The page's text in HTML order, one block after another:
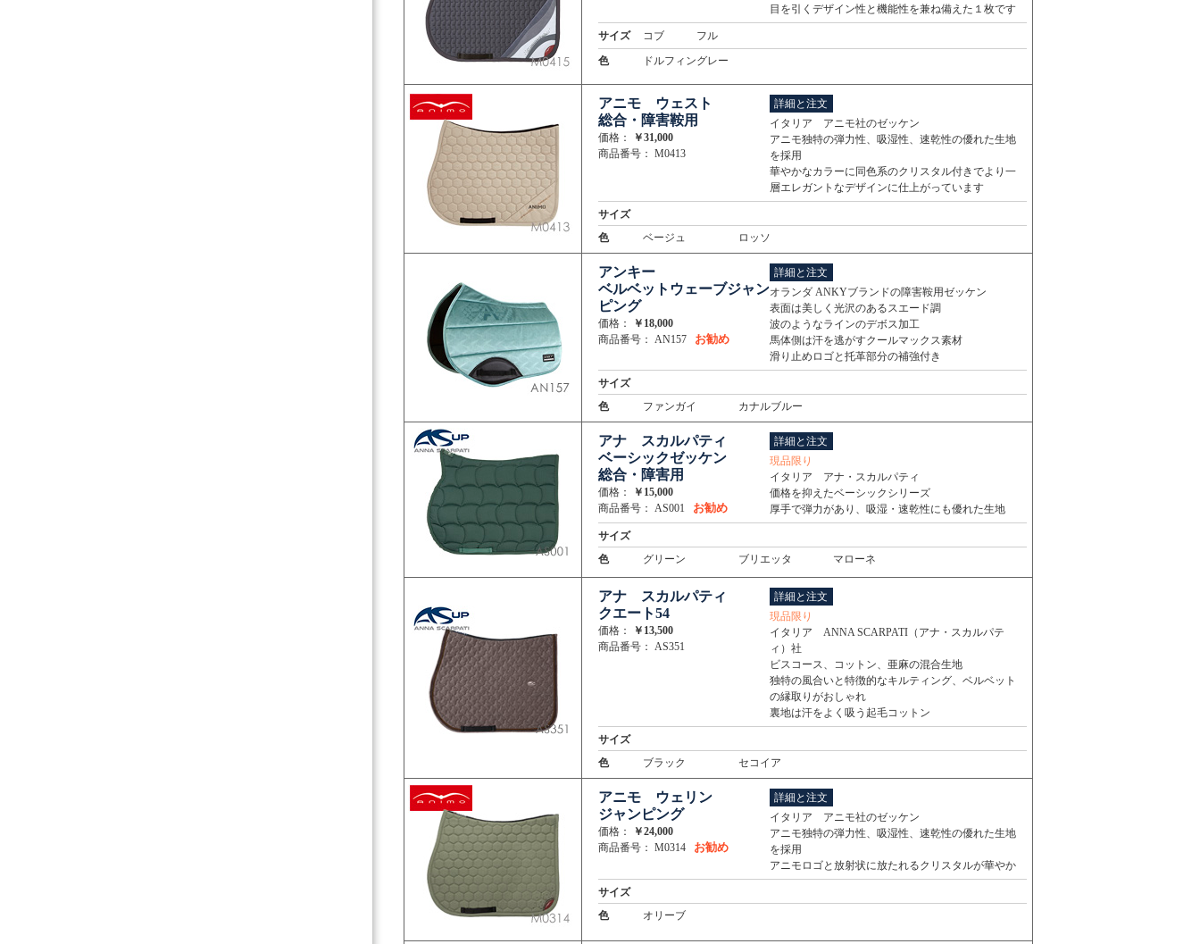
目を引くデザイン性と機能性を兼ね備えた１枚です
サイズ コブ
フル
色
ドルフィングレー
アニモ ウェスト
総合・障害鞍用
価格：
￥31,000
商品番号： M0413
詳細と注文
イタリア アニモ社のゼッケン
アニモ独特の弾力性、吸湿性、速乾性の優れた生地
を採用
華やかなカラーに同色系のクリスタル付きでより一
層エレガントなデザインに仕上がっています
サイズ
色
ベージュ ロッソ
アンキー
ベルベットウェーブジャン
ピング
価格：
￥18,000
商品番号： AN157 お勧め
詳細と注文
オランダ ANKYブランドの障害鞍用ゼッケン
表面は美しく光沢のあるスエード調
波のようなラインのデボス加工
馬体側は汗を逃がすクールマックス素材
滑り止めロゴと托革部分の補強付き
サイズ
色
ファンガイ カナルブルー
アナ スカルパティ
ベーシックゼッケン
総合・障害用
価格：
￥15,000
商品番号： AS001 お勧め
詳細と注文
現品限り
イタリア アナ・スカルパティ
価格を抑えたベーシックシリーズ
厚手で弾力があり、吸湿・速乾性にも優れた生地
サイズ
色
グリーン ブリエッタ マローネ
アナ スカルパティ
クエート54
価格：
￥13,500
商品番号： AS351
詳細と注文
現品限り
イタリア ANNA SCARPATI（アナ・スカルパテ
ィ）社
ビスコース、コットン、亜麻の混合生地
独特の風合いと特徴的なキルティング、ベルベット
の縁取りがおしゃれ
裏地は汗をよく吸う起毛コットン
サイズ
色
ブラック セコイア
アニモ ウェリン
ジャンピング
価格：
￥24,000
商品番号： M0314 お勧め
詳細と注文
イタリア アニモ社のゼッケン
アニモ独特の弾力性、吸湿性、速乾性の優れた生地
を採用
アニモロゴと放射状に放たれるクリスタルが華やか
サイズ
色
オリーブ